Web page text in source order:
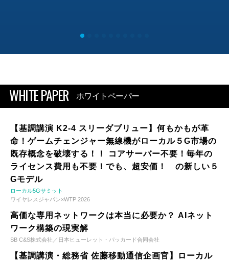
WHITE PAPER ホワイトペーパー
【基調講演 K2-4 スリーダブリュー】何もかもが革
命！ゲームチェンジャー無線機がローカル５G市場の
既存概念を破壊する！！ コアサーバー不要！毎年の
ライセンス費用も不要！でも、超安価！ の新しい５
Gモデル
ローカル5Gサミット
ワイヤレスジャパン×WTP 2026
高価な専用ネットワークは本当に必要か？ AIネット
ワーク構築の現実解
SB C&S株式会社／日本ヒューレット・パッカード合同会社
【基調講演・総務省 佐藤移動通信企画官】ローカル